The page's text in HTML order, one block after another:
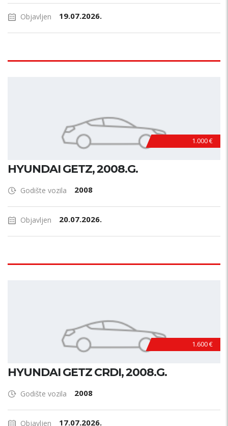
Objavljen 19.07.2026.
1.000 €
HYUNDAI GETZ, 2008.G.
Godište vozila 2008
Objavljen 20.07.2026.
1.600 €
HYUNDAI GETZ CRDI, 2008.G.
Godište vozila 2008
Objavljen 17.07.2026.